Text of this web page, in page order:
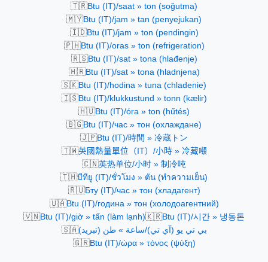
🇹🇷Btu (IT)/saat » ton (soğutma)
🇲🇾Btu (IT)/jam » tan (penyejukan)
🇮🇩Btu (IT)/jam » ton (pendingin)
🇵🇭Btu (IT)/oras » ton (refrigeration)
🇷🇸Btu (IT)/sat » tona (hlađenje)
🇭🇷Btu (IT)/sat » tona (hladnjena)
🇸🇰Btu (IT)/hodina » tuna (chladenie)
🇮🇸Btu (IT)/klukkustund » tonn (kælir)
🇭🇺Btu (IT)/óra » ton (hűtés)
🇧🇬Btu (IT)/час » тон (охлаждане)
🇯🇵Btu (IT)/時間 » 冷蔵トン
🇹🇼英國熱量單位（IT）/小時 » 冷藏噸
🇨🇳英热单位/小时 » 制冷吨
🇹🇭บีทียู (IT)/ชั่วโมง » ตัน (ทำความเย็น)
🇷🇺Бту (IT)/час » тон (хладагент)
🇺🇦Btu (IT)/година » тон (холодоагентний)
🇻🇳Btu (IT)/giờ » tấn (làm lạnh)🇰🇷Btu (IT)/시간 » 냉동톤
🇸🇦بي تي يو (آي تي)/ساعة » طن (تبريد)
🇬🇷Btu (IT)/ώρα » τόνος (ψύξη)